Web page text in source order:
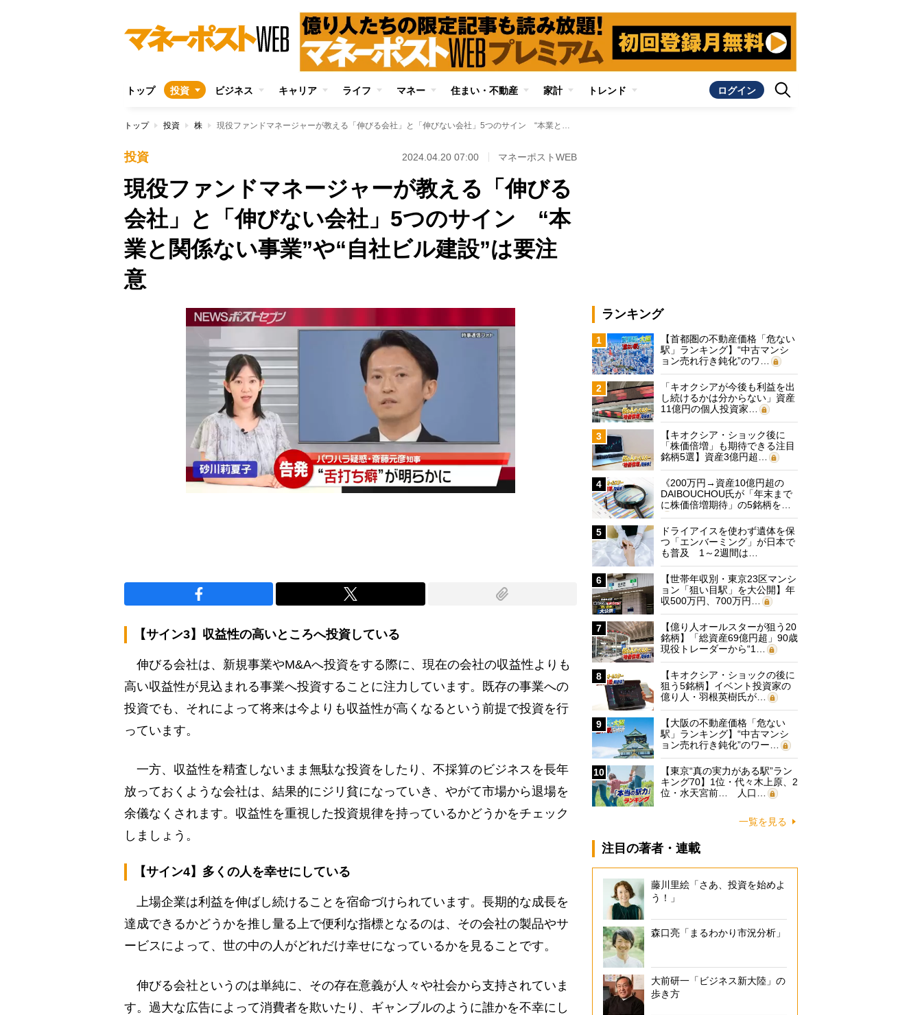
トップ 投資 ビジネス キャリア ライフ マネー 住まい・不動産 家計 トレンド ログイン
トップ 投資 株 現役ファンドマネージャーが教える「伸びる会社」と「伸びない会社」5つのサイン “本業と関係ない事業”や“自社ビル建設”は要注意
投資 2024.04.20 07:00 マネーポストWEB
現役ファンドマネージャーが教える「伸びる
会社」と「伸びない会社」5つのサイン “本
業と関係ない事業”や“自社ビル建設”は要注
意
【サイン3】収益性の高いところへ投資している
伸びる会社は、新規事業やM&Aへ投資をする際に、現在の会社の収益性よりも
高い収益性が見込まれる事業へ投資することに注力しています。既存の事業への
投資でも、それによって将来は今よりも収益性が高くなるという前提で投資を行
っています。
一方、収益性を精査しないまま無駄な投資をしたり、不採算のビジネスを長年
放っておくような会社は、結果的にジリ貧になっていき、やがて市場から退場を
余儀なくされます。収益性を重視した投資規律を持っているかどうかをチェック
しましょう。
【サイン4】多くの人を幸せにしている
上場企業は利益を伸ばし続けることを宿命づけられています。長期的な成長を
達成できるかどうかを推し量る上で便利な指標となるのは、その会社の製品やサ
ービスによって、世の中の人がどれだけ幸せになっているかを見ることです。
伸びる会社というのは単純に、その存在意義が人々や社会から支持されていま
す。過大な広告によって消費者を欺いたり、ギャンブルのように誰かを不幸にし
ランキング
1
【首都圏の不動産価格「危ない
駅」ランキング】“中古マンシ
ョン売れ行き鈍化”のワ…
2
「キオクシアが今後も利益を出
し続けるかは分からない」資産
11億円の個人投資家…
3
【キオクシア・ショック後に
「株価倍増」も期待できる注目
銘柄5選】資産3億円超…
4
《200万円→資産10億円超の
DAIBOUCHOU氏が「年末まで
に株価倍増期待」の5銘柄を…
5
ドライアイスを使わず遺体を保
つ「エンバーミング」が日本で
も普及 1～2週間は…
6
【世帯年収別・東京23区マンシ
ョン「狙い目駅」を大公開】年
収500万円、700万円…
7
【億り人オールスターが狙う20
銘柄】「総資産69億円超」90歳
現役トレーダーから“1…
8
【キオクシア・ショックの後に
狙う5銘柄】イベント投資家の
億り人・羽根英樹氏が…
9
【大阪の不動産価格「危ない
駅」ランキング】“中古マンシ
ョン売れ行き鈍化”のワー…
10
【東京“真の実力がある駅”ラン
キング70】1位・代々木上原、2
位・水天宮前… 人口…
一覧を見る
注目の著者・連載
藤川里絵「さあ、投資を始めよ
う！」
森口亮「まるわかり市況分析」
大前研一「ビジネス新大陸」の
歩き方